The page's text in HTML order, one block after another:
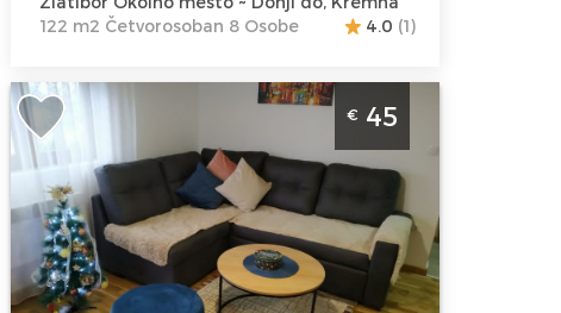
122 m2 Četvorosoban 8 Osobe
4.0 (1)
Dvosoban Apartman Grujanac Zlatibor
Centar, moderan apartman, veličine 37
m2, pogodan za boravak do 4 osobe
Zlatibor
Lokacija:
Zlatibor
Planina
Gosti:4
Kvadratura :37
m2
€ 45